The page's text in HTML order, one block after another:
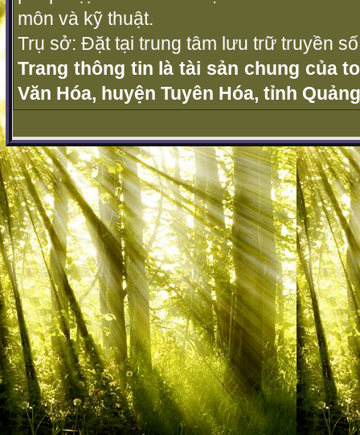
môn và kỹ thuật.
Trụ sở: Đặt tại trung tâm lưu trữ truyền
Trang thông tin là tài sản chung của
Văn Hóa, huyện Tuyên Hóa, tỉnh